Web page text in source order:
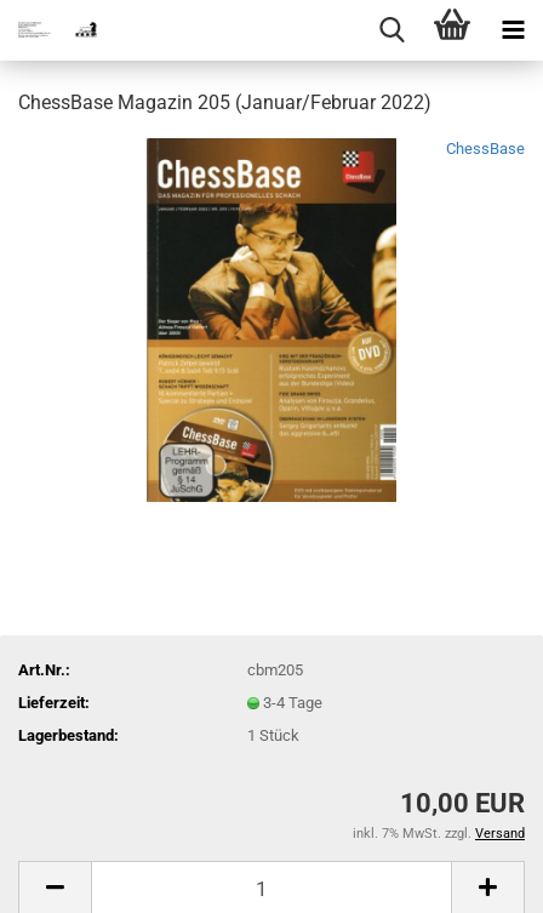
ChessBase Magazin 205 (Januar/Februar 2022)
ChessBase
Art.Nr.:
cbm205
Lieferzeit:
3-4 Tage
Lagerbestand:
1Stück
10,00 EUR
inkl. 7% MwSt. zzgl. Versand